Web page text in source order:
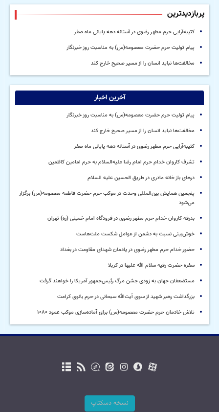
پربازدیدترین
کتیبه‌آرایی حرم مطهر رضوی در آستانه دهه پایانی ماه صفر
پیام تولیت حرم حضرت معصومه(س) به مناسبت روز خبرنگار
مخالفت‌ها نباید انسان را از مسیر صحیح خارج کند
آخرین اخبار
پیام تولیت حرم حضرت معصومه(س) به مناسبت روز خبرنگار
مخالفت‌ها نباید انسان را از مسیر صحیح خارج کند
کتیبه‌آرایی حرم مطهر رضوی در آستانه دهه پایانی ماه صفر
تشرف کاروان خدام حرم امام رضا علیه‌السلام به حرم امامین کاظمین
درهای باز خانه مادری در طریق الحسین علیه السلام
پنجمین همایش بین‌المللی وحدت در موکب حرم حضرت فاطمه معصومه(س) برگزار
می‌شود
بدرقه کاروان خدام حرم مطهر رضوی در فرودگاه امام خمینی (ره) تهران
خوش‌بینی نسبت به دشمن از عوامل شکست ملت‌هاست
حضور خدام حرم مطهر رضوی در یادمان شهدای مقاومت در بغداد
سفره حضرت رقیه سلام الله علیها در کربلا
مستضعفان جهان به زودی جشن مرگ رئیس‌جمهور آمریکا را خواهند گرفت
بزرگداشت رهبر شهید از سوی آیت‌الله سبحانی در حرم بانوی کرامت
تلاش خادمان حرم حضرت معصومه(س) برای آماده‌سازی موکب عمود ۱۰۸۰
نسخه دسکتاپ